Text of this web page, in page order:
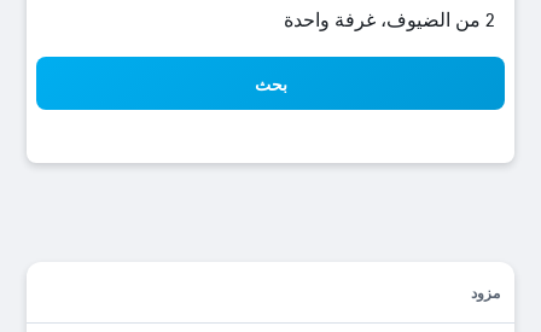
2 من الضيوف، غرفة واحدة
بحث
مزود